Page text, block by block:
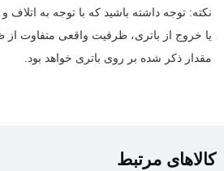
نکته: توجه داشته باشید که با توجه به اتلاف
یا خروج از باتری، ظرفیت واقعی متفاوت
مقدار ذکر شده بر روی باتری خواهد بود.
کالاهای مرتبط